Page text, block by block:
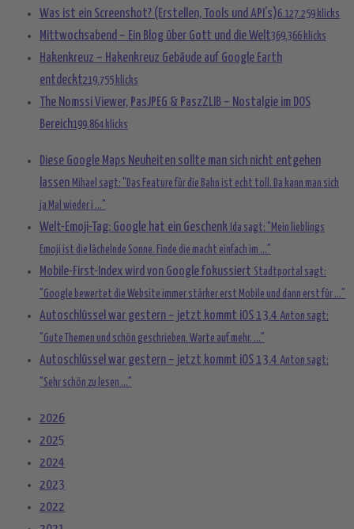
Was ist ein Screenshot? (Erstellen, Tools und API’s)6.127.259 klicks
Mittwochsabend – Ein Blog über Gott und die Welt369.366 klicks
Hakenkreuz – Hakenkreuz Gebäude auf Google Earth
entdeckt219.755 klicks
The Nomssi Viewer, PasJPEG & PaszZLIB – Nostalgie im DOS
Bereich199.864 klicks
Diese Google Maps Neuheiten sollte man sich nicht entgehen
lassen Mihael sagt: "Das Feature für die Bahn ist echt toll. Da kann man sich
ja Mal wieder i ..."
Welt-Emoji-Tag: Google hat ein Geschenk Ida sagt: "Mein lieblings
Emoji ist die lächelnde Sonne. Finde die macht einfach im ..."
Mobile-First-Index wird von Google fokussiert Stadtportal sagt:
"Google bewertet die Website immer stärker erst Mobile und dann erst für ..."
Autoschlüssel war gestern – jetzt kommt iOS 13.4 Anton sagt:
"Gute Themen und schön geschrieben. Warte auf mehr. ..."
Autoschlüssel war gestern – jetzt kommt iOS 13.4 Anton sagt:
"Sehr schön zu lesen ..."
2026
2025
2024
2023
2022